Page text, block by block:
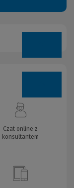
Czat online z
konsultantem